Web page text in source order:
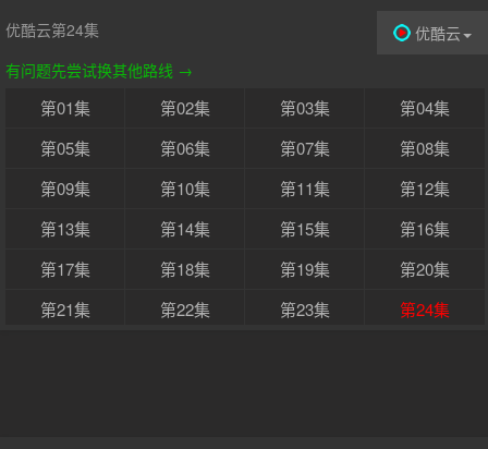
优酷云
优酷云第24集
有问题先尝试换其他路线 →
第01集 第02集 第03集
第04集
第05集
第06集 第07集
第08集
第09集
第10集 第11集
第12集
第13集
第14集 第15集
第16集
第17集
第18集 第19集
第20集
第21集
第22集 第23集
第24集